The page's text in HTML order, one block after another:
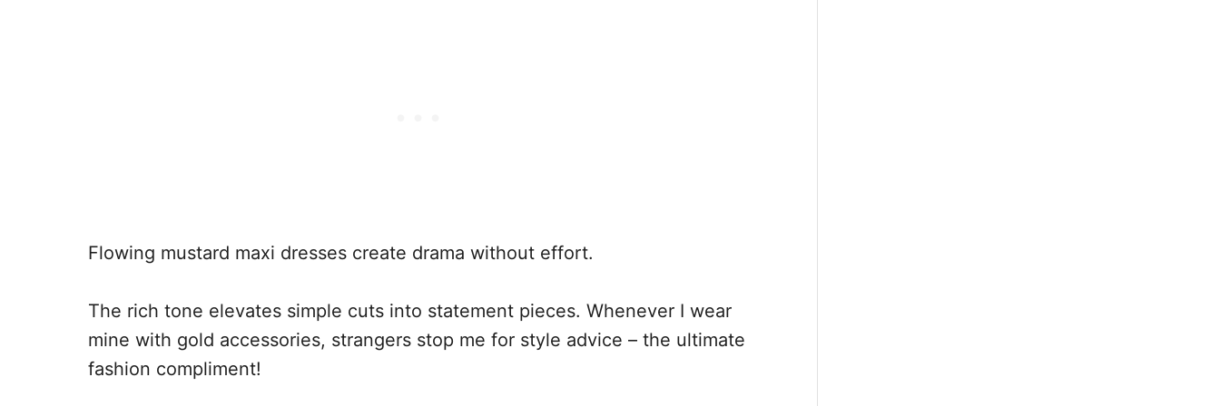
Flowing mustard maxi dresses create drama without effort.
The rich tone elevates simple cuts into statement pieces. Whenever I wear
mine with gold accessories, strangers stop me for style advice – the ultimate
fashion compliment!